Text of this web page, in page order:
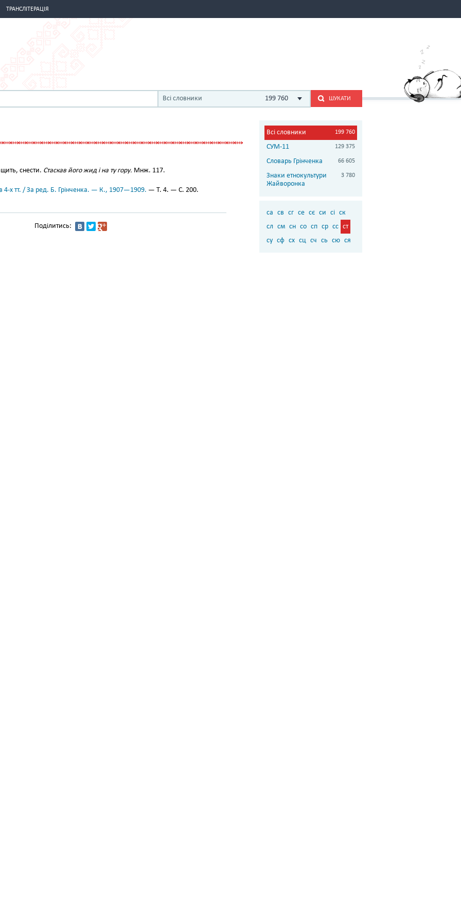
ТРАНСЛІТЕРАЦІЯ
Всі словники 199 760 ШУКАТИ
снести. Стаскав його жид і на ту гору. Мнж. 117.
4-х тт. / За ред. Б. Грінченка. — К., 1907—1909. — Т. 4. — С. 200.
Поділитись:
Всі словники 199 760
СУМ-11 129 375
Словарь Грінченка 66 605
Знаки етнокультури
Жайворонка
3 780
са св сг се сє си сі ск
сл см сн со сп ср сс ст
су сф сх сц сч сь сю ся